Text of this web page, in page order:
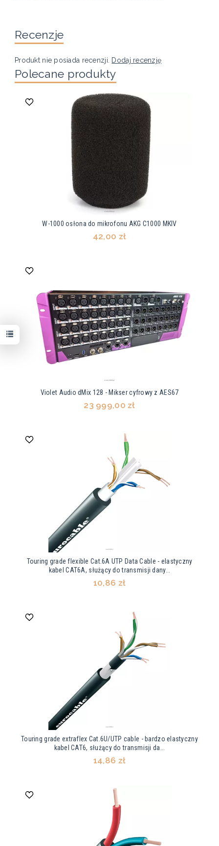
Recenzje
Produkt nie posiada recenzji. Dodaj recenzję
Polecane produkty
W-1000 osłona do mikrofonu AKG C1000 MKIV
42,00 zł
Violet Audio dMix 128 - Mikser cyfrowy z AES67
23 999,00 zł
Touring grade flexible Cat.6A UTP Data Cable - elastyczny
kabel CAT6A, służący do transmisji dany...
10,86 zł
Touring grade extraflex Cat.6U/UTP cable - bardzo elastyczny
kabel CAT6, służący do transmisji da...
14,86 zł